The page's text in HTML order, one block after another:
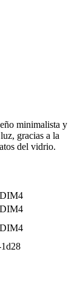
minimalista y
gracias a la
del vidrio.
DIM4
DIM4
DIM4